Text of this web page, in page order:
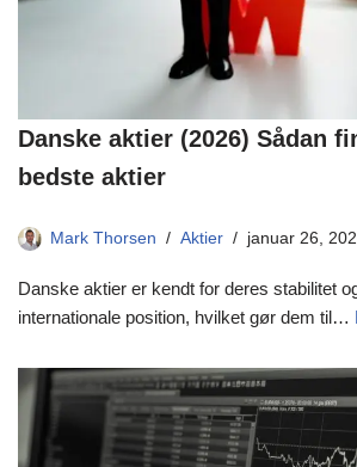
Danske aktier (2026) Sådan
bedste aktier
Mark Thorsen Aktier januar 26,
Danske aktier er kendt for deres stabilitet
internationale position, hvilket gør dem til…